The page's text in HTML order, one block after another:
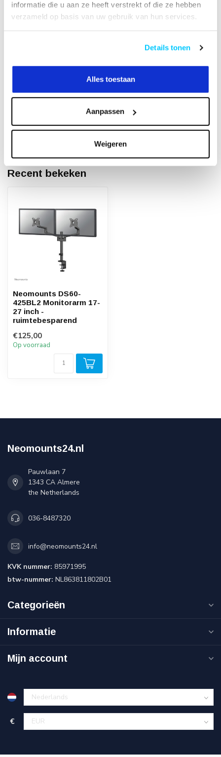
informatie die u aan ze heeft verstrekt of die ze hebben
verzameld op basis van uw gebruik van hun services.
Details tonen
Alles toestaan
Aanpassen
Weigeren
Neomounts DS22-840WH6
Heeft u een vraag over dit product?
contact op met onze klantenservicee
helpen u graag !
Recent bekeken
Neomounts DS60-
425BL2 Monitorarm 17-
27 inch -
ruimtebesparend
€125,00
Op voorraad
Neomounts24.nl
Pauwlaan 7
1343 CA Almere
the Netherlands
036-8487320
info@neomounts24.nl
KVK nummer: 85971995
btw-nummer: NL863811802B01
Categorieën
Informatie
Mijn account
€